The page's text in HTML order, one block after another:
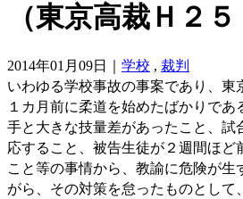
（東京高裁Ｈ２５
2014年01月09日｜ 学校 , 裁判
いわゆる学校事故の事案であり、東
１カ月前に柔道を始めたばかりで
手と大きな技量差があったこと、試
応すること、被告生徒が２週間ほど
こと等の事情から、教諭に危険が生
がら、その対策を怠ったものとして